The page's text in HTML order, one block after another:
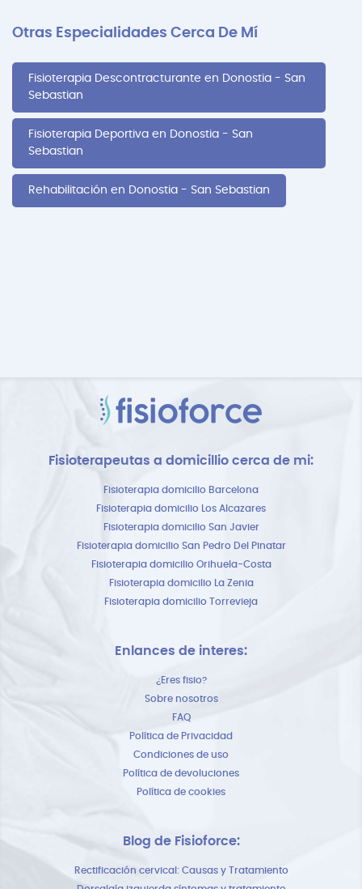
Otras Especialidades Cerca De Mí
Fisioterapia Descontracturante en Donostia - San
Sebastian
Fisioterapia Deportiva en Donostia - San
Sebastian
Rehabilitación en Donostia - San Sebastian
Fisioterapeutas a domicillio cerca de mi:
Fisioterapia domicilio Barcelona
Fisioterapia domicilio Los Alcazares
Fisioterapia domicilio San Javier
Fisioterapia domicilio San Pedro Del Pinatar
Fisioterapia domicilio Orihuela-Costa
Fisioterapia domicilio La Zenia
Fisioterapia domicilio Torrevieja
Enlances de interes:
¿Eres fisio?
Sobre nosotros
FAQ
Política de Privacidad
Condiciones de uso
Política de devoluciones
Política de cookies
Blog de Fisioforce:
Rectificación cervical: Causas y Tratamiento